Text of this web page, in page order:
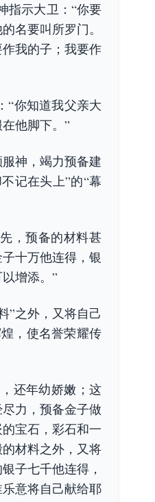
指示大卫：“你要
名要叫所罗门。
我的子；我要作
“你知道我父亲大
他脚下。”
神，竭力预备建
记在头上”的“幕
，预备的材料甚
十万他连得，银
增添。”
”之外，又将自己
，使名誉荣耀传
还年幼娇嫩；这
力，预备金子做
宝石，彩石和一
材料之外，又将
子七千他连得，
意将自己献给耶